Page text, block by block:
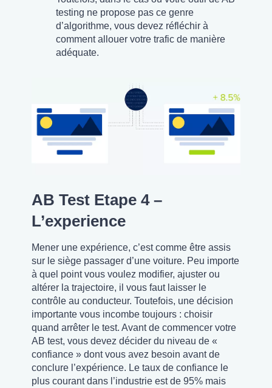
testing ne propose pas ce genre
d’algorithme, vous devez réfléchir à
comment allouer votre trafic de manière
adéquate.
AB Test Etape 4 –
L’experience
Mener une expérience, c’est comme être assis
sur le siège passager d’une voiture. Peu importe
à quel point vous voulez modifier, ajuster ou
altérer la trajectoire, il vous faut laisser le
contrôle au conducteur. Toutefois, une décision
importante vous incombe toujours : choisir
quand arrêter le test. Avant de commencer votre
AB test, vous devez décider du niveau de «
confiance » dont vous avez besoin avant de
conclure l’expérience. Le taux de confiance le
plus courant dans l’industrie est de 95% mais